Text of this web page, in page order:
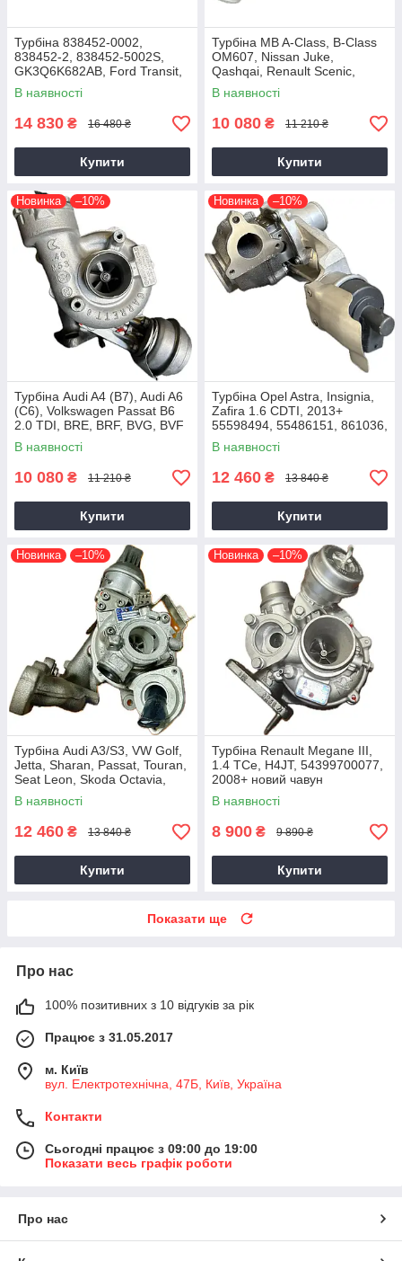
Турбіна 838452-0002,
838452-2, 838452-5002S,
GK3Q6K682AB, Ford Transit,
Tourneo EcoBlue YNFS,
YNF6, 2.0D, GTD1444V
В наявності
14 830 ₴ 16 480 ₴
Купити
Турбіна MB A-Class, B-Class
OM607, Nissan Juke,
Qashqai, Renault Scenic,
Kadjar, Megane K9K, 1.5 dCi,
2014+
В наявності
10 080 ₴ 11 210 ₴
Купити
Новинка –10%
Турбіна Audi A4 (B7), Audi A6
(C6), Volkswagen Passat B6
2.0 TDI, BRE, BRF, BVG, BVF
2004+
В наявності
10 080 ₴ 11 210 ₴
Купити
Новинка –10%
Турбіна Opel Astra, Insignia,
Zafira 1.6 CDTI, 2013+
55598494, 55486151, 861036,
54389700021, 54389700003
В наявності
12 460 ₴ 13 840 ₴
Купити
Новинка –10%
Турбіна Audi A3/S3, VW Golf,
Jetta, Sharan, Passat, Touran,
Seat Leon, Skoda Octavia,
Superb 2.0 TDI, CKRA
В наявності
12 460 ₴ 13 840 ₴
Купити
Новинка –10%
Турбіна Renault Megane III,
1.4 TCe, H4JT, 54399700077,
2008+ новий чавун
В наявності
8 900 ₴ 9 890 ₴
Купити
Показати ще
Про нас
100% позитивних з 10 відгуків за рік
Працює з 31.05.2017
м. Київ
вул. Електротехнічна, 47Б, Київ, Україна
Контакти
Сьогодні працює з 09:00 до 19:00
Показати весь графік роботи
Про нас